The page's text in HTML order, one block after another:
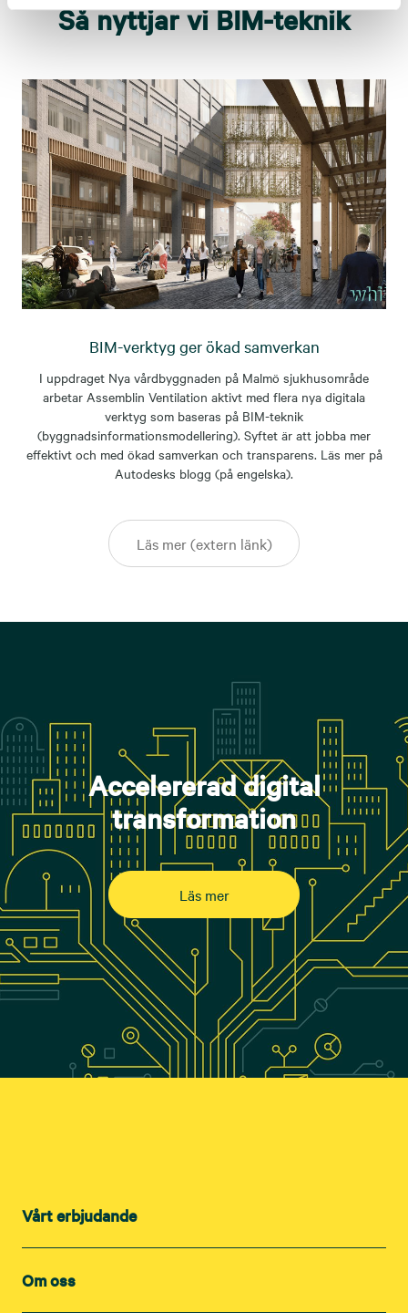
Så nyttjar vi BIM-teknik
BIM-verktyg ger ökad samverkan
I uppdraget Nya vårdbyggnaden på Malmö sjukhusområde
arbetar Assemblin Ventilation aktivt med flera nya digitala
verktyg som baseras på BIM-teknik
(byggnadsinformationsmodellering). Syftet är att jobba mer
effektivt och med ökad samverkan och transparens. Läs mer på
Autodesks blogg (på engelska).
Läs mer (extern länk)
Accelererad digital
transformation
Läs mer
Vårt erbjudande
Om oss